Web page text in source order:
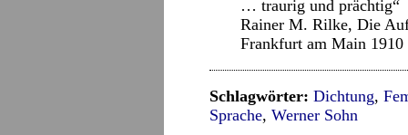
… traurig und prächtig“
Rainer M. Rilke, Die
Frankfurt am Main
Schlagwörter: Dichtung,
Sprache, Werner Sohn